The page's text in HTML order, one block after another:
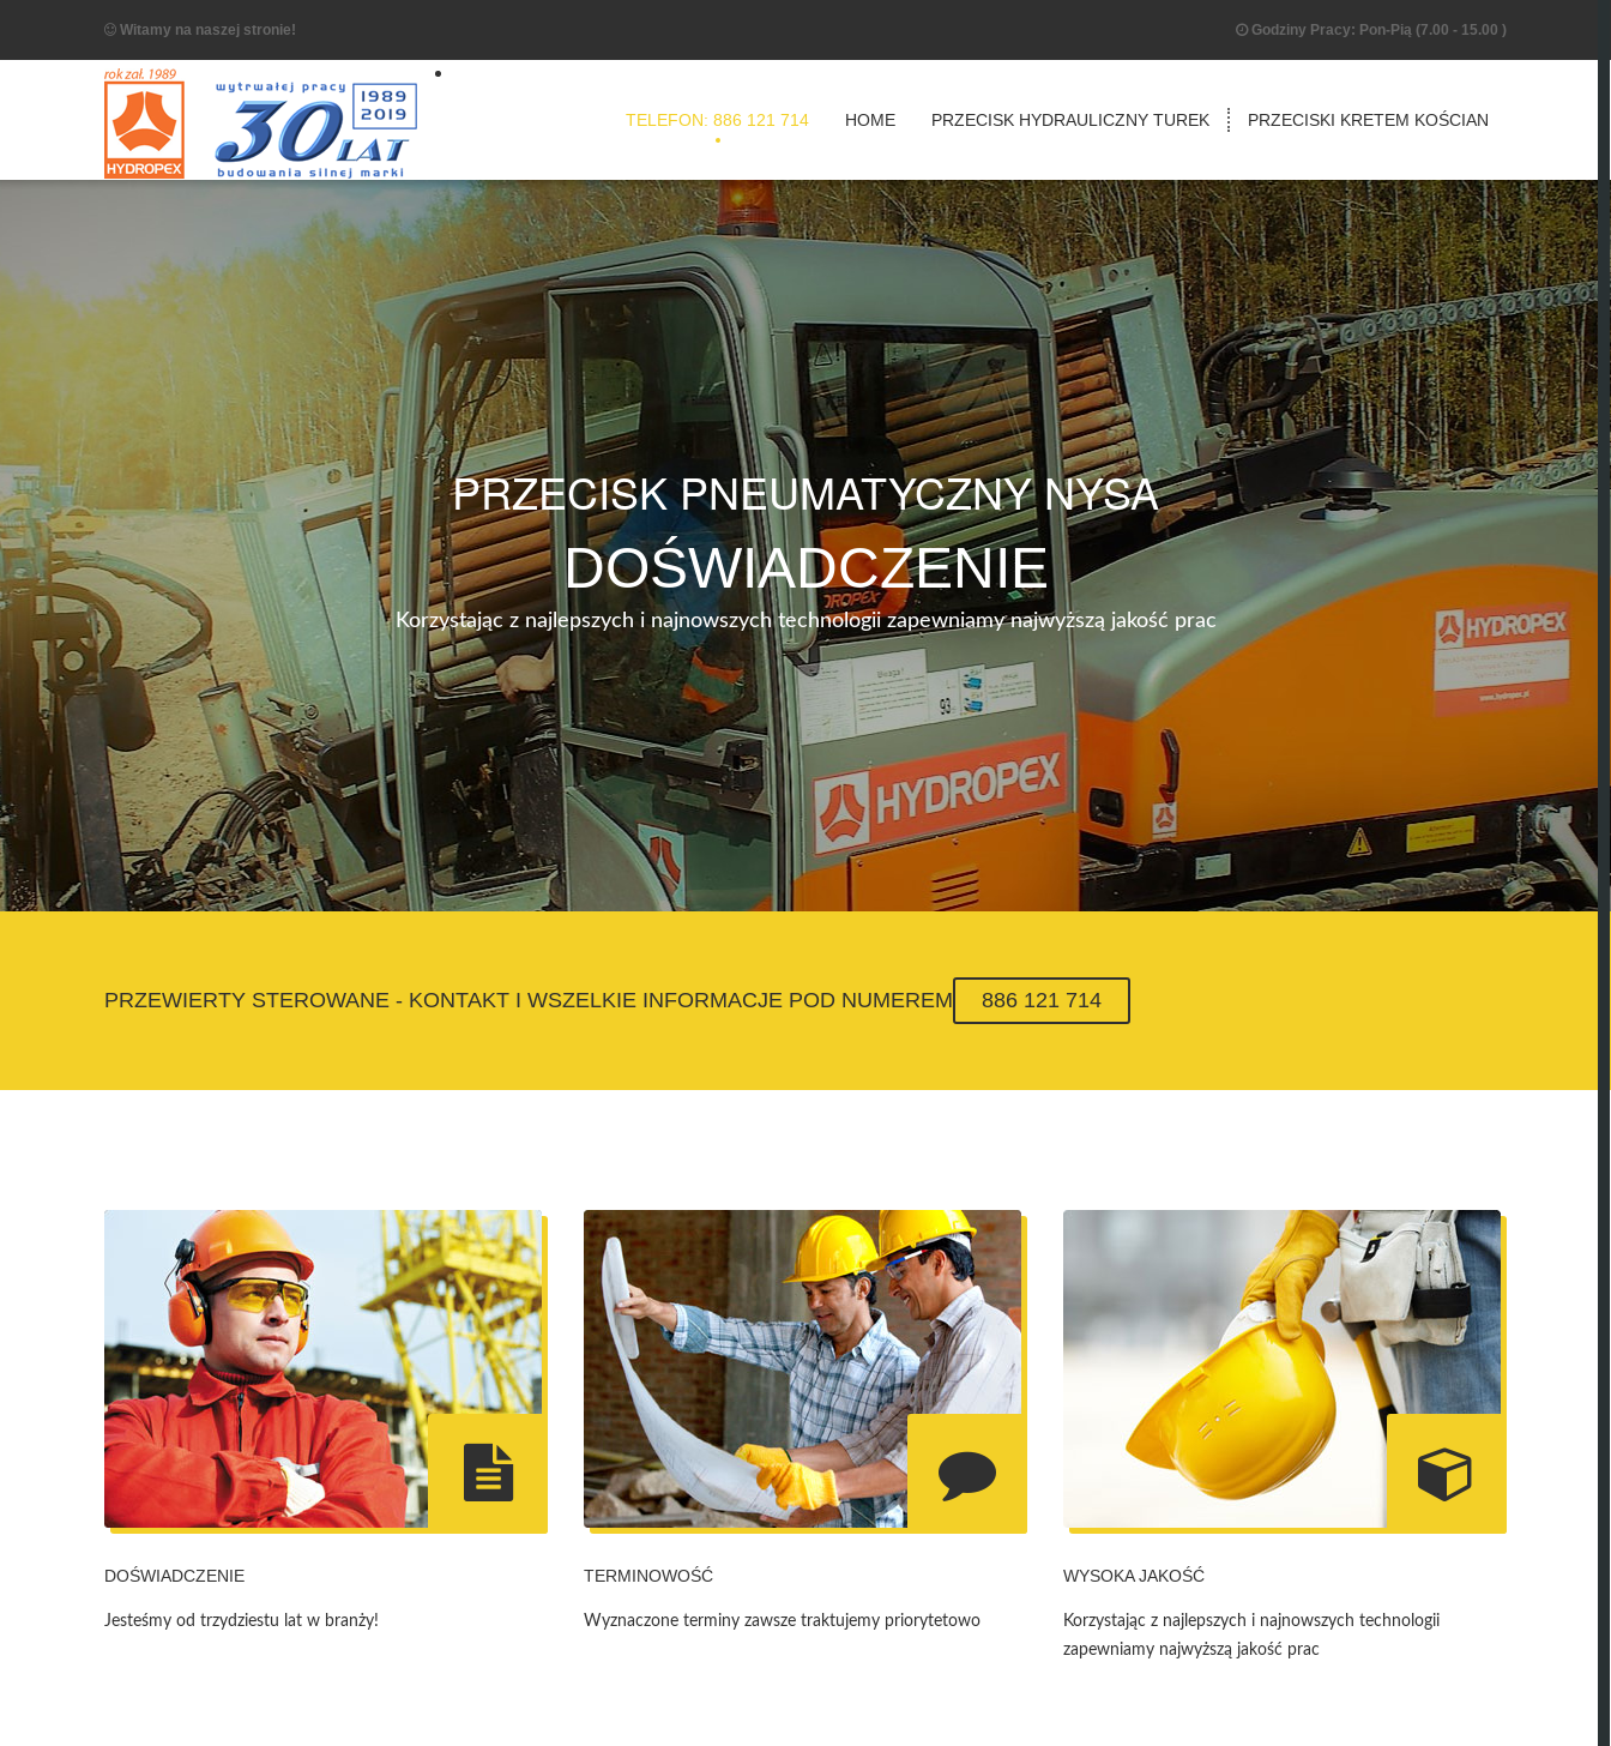
Witamy na naszej stronie! Godziny Pracy: Pon-Pią (7.00 - 15.00 )
TELEFON: 886 121 714 HOME PRZECISK HYDRAULICZNY TUREK PRZECISKI KRETEM KOŚCIAN
PRZECISK PNEUMATYCZNY NYSA
DOŚWIADCZENIE
Korzystając z najlepszych i najnowszych technologii zapewniamy najwyższą jakość prac
PRZEWIERTY STEROWANE - KONTAKT I WSZELKIE INFORMACJE POD NUMEREM 886 121 714
DOŚWIADCZENIE
Jesteśmy od trzydziestu lat w branży!
TERMINOWOŚĆ
Wyznaczone terminy zawsze traktujemy priorytetowo
WYSOKA JAKOŚĆ
Korzystając z najlepszych i najnowszych technologii
zapewniamy najwyższą jakość prac